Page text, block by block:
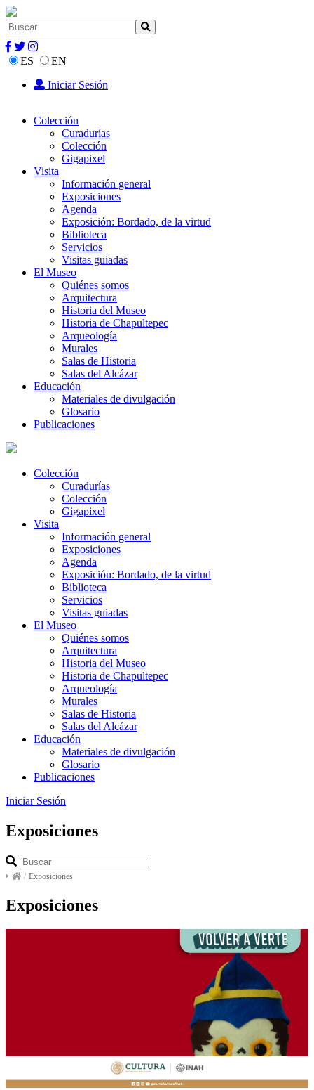
ES
EN
Iniciar Sesión
Colección
Curadurías
Colección
Gigapixel
Visita
Información general
Exposiciones
Agenda
Exposición: Bordado, de la virtud
Biblioteca
Servicios
Visitas guiadas
El Museo
Quiénes somos
Arquitectura
Historia del Museo
Historia de Chapultepec
Arqueología
Murales
Salas de Historia
Salas del Alcázar
Educación
Materiales de divulgación
Glosario
Publicaciones
Colección
Curadurías
Colección
Gigapixel
Visita
Información general
Exposiciones
Agenda
Exposición: Bordado, de la virtud
Biblioteca
Servicios
Visitas guiadas
El Museo
Quiénes somos
Arquitectura
Historia del Museo
Historia de Chapultepec
Arqueología
Murales
Salas de Historia
Salas del Alcázar
Educación
Materiales de divulgación
Glosario
Publicaciones
Iniciar Sesión
Exposiciones
/ Exposiciones
Exposiciones